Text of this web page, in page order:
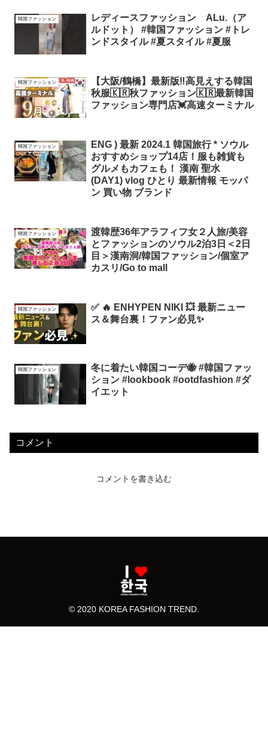
韓国ファッション
レディースファッション ALu.（ア
ルドット） #韓国ファッション #トレ
ンドスタイル #夏スタイル #夏服
韓国ファッション
【大阪/鶴橋】最新版‼️高見えする韓国
秋服🇰🇷秋ファッション🇰🇷最新韓国
ファッション専門店💓高速ターミナル
韓国ファッション
ENG ) 最新 2024.1 韓国旅行 * ソウル
おすすめショップ14店！服も雑貨も
グルメもカフェも！ 漢南 聖水
(DAY1) vlog ひとり 最新情報 モッパ
ン 買い物 ブランド
韓国ファッション
渡韓歴36年アラフィフ女２人旅/美容
とファッションのソウル2泊3日＜2日
目＞漢南洞/韓国ファッション/個室ア
カスリ/Go to mall
韓国ファッション
✅ 🔥 ENHYPEN NIKI 💥 最新ニュー
ス＆舞台裏！ファン必見✨
韓国ファッション
冬に着たい韓国コーデ🐝 #韓国ファッ
ション #lookbook #ootdfashion #ダ
イエット
コメント
コメントを書き込む
© 2020 KOREA FASHION TREND.